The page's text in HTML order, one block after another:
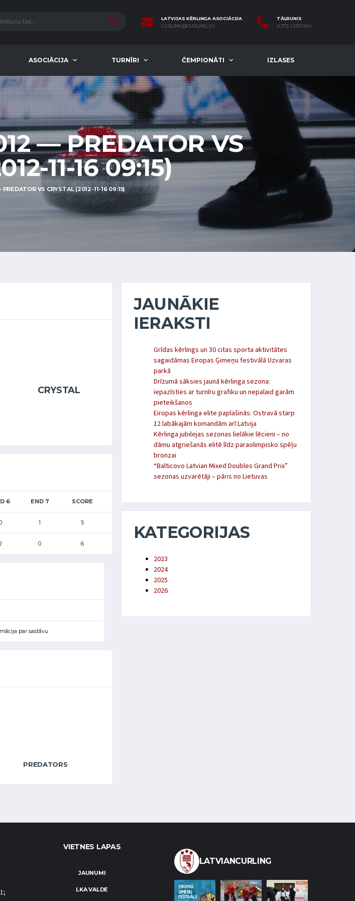
LATVIJAS KĒRLINGA ASOCIĀCIJA
CURLING@CURLING.LV
TĀLRUNIS
(+371) 22067454
ASOCIĀCIJA TURNĪRI ČEMPIONĀTI IZLASES
— PREDATOR VS
11-16 09:15)
VS CRYSTAL (2012-11-16 09:15)
CRYSTAL
6 END 7 SCORE
1 5
0 6
par sastāvu
PREDATORS
JAUNĀKIE
IERAKSTI
Grīdas kērlings un 30 citas sporta aktivitātes
sagaidāmas Eiropas Ģimeņu festivālā Uzvaras
parkā
Drīzumā sāksies jaunā kērlinga sezona:
iepazīsties ar turnīru grafiku un nepalaid garām
pieteikšanos
Eiropas kērlinga elite paplašinās: Ostravā starp
12 labākajām komandām arī Latvija
Kērlinga jubilejas sezonas lielākie lēcieni – no
dāmu atgriešanās elitē līdz paraolimpisko spēļu
bronzai
“Balticovo Latvian Mixed Doubles Grand Prix”
sezonas uzvarētāji – pāris no Lietuvas
KATEGORIJAS
2023
2024
2025
2026
VIETNES LAPAS
JAUNUMI
LKA VALDE
LATVIANCURLING